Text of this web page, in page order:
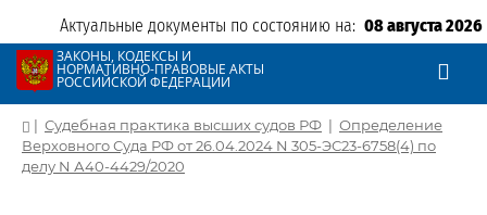
Актуальные документы по состоянию на: 08 августа 2026
ЗАКОНЫ, КОДЕКСЫ И
НОРМАТИВНО-ПРАВОВЫЕ АКТЫ
РОССИЙСКОЙ ФЕДЕРАЦИИ
| Судебная практика высших судов РФ | Определение
Верховного Суда РФ от 26.04.2024 N 305-ЭС23-6758(4) по
делу N А40-4429/2020